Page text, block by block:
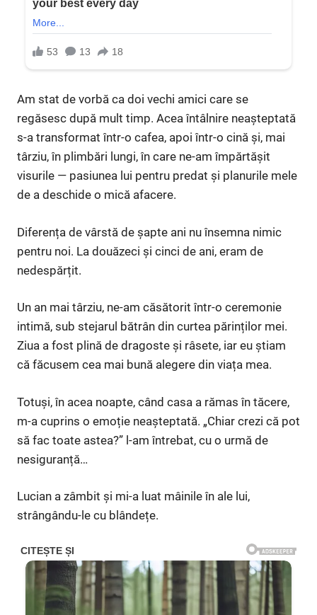
Am stat de vorbă ca doi vechi amici care se
regăsesc după mult timp. Acea întâlnire neașteptată
s-a transformat într-o cafea, apoi într-o cină și, mai
târziu, în plimbări lungi, în care ne-am împărtășit
visurile — pasiunea lui pentru predat și planurile mele
de a deschide o mică afacere.
Diferența de vârstă de șapte ani nu însemna nimic
pentru noi. La douăzeci și cinci de ani, eram de
nedespărțit.
Un an mai târziu, ne-am căsătorit într-o ceremonie
intimă, sub stejarul bătrân din curtea părinților mei.
Ziua a fost plină de dragoste și râsete, iar eu știam
că făcusem cea mai bună alegere din viața mea.
Totuși, în acea noapte, când casa a rămas în tăcere,
m-a cuprins o emoție neașteptată. „Chiar crezi că pot
să fac toate astea?” l-am întrebat, cu o urmă de
nesiguranță…
Lucian a zâmbit și mi-a luat mâinile în ale lui,
strângându-le cu blândețe.